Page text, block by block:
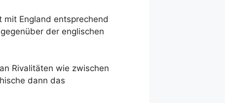
mit England entsprechend
der englischen
Rivalitäten wie zwischen
dann das